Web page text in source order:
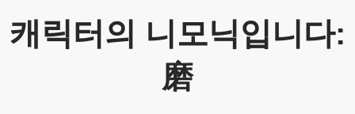
캐릭터의 니모닉입니다:
磨